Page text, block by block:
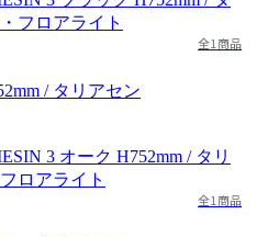
全1商品
/ タリアセン
全1商品